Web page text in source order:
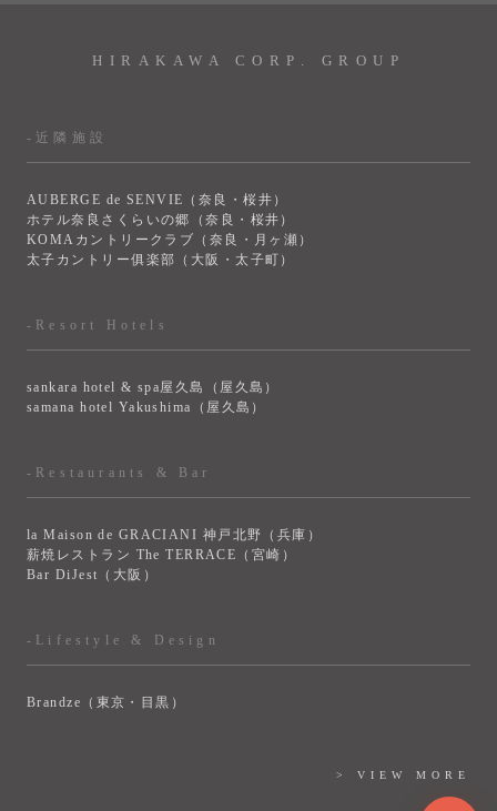
HIRAKAWA CORP. GROUP
-近隣施設
AUBERGE de SENVIE（奈良・桜井）
ホテル奈良さくらいの郷（奈良・桜井）
KOMAカントリークラブ（奈良・月ヶ瀬）
太子カントリー俱楽部（大阪・太子町）
-Resort Hotels
sankara hotel & spa屋久島（屋久島）
samana hotel Yakushima（屋久島）
-Restaurants & Bar
la Maison de GRACIANI 神戸北野（兵庫）
薪焼レストラン The TERRACE（宮崎）
Bar DiJest（大阪）
-Lifestyle & Design
Brandze（東京・目黒）
> VIEW MORE